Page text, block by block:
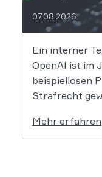
07.08.2026
Ein interner
OpenAI ist im
beispiellosen
Strafrecht
gesicherten
und haben die
Mehr erfahren